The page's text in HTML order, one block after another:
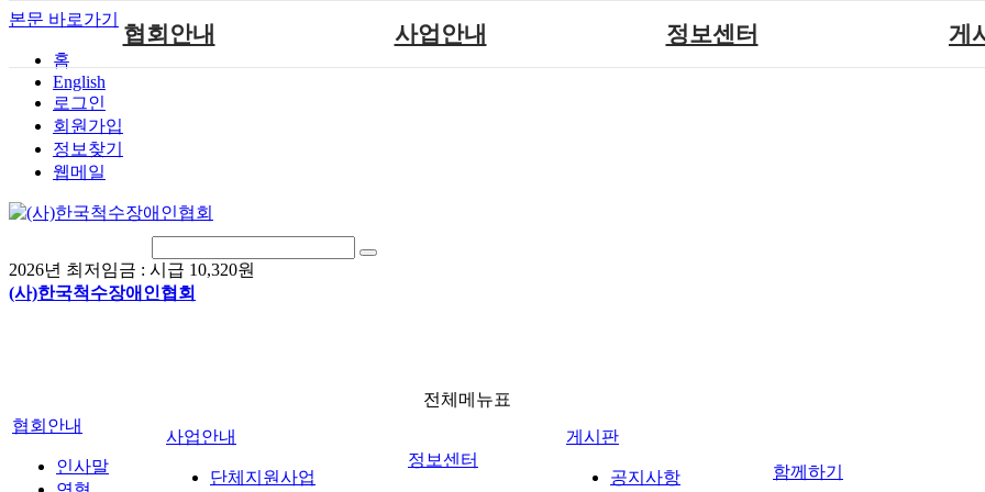
본문 바로가기
홈
English
로그인
회원가입
정보찾기
웹메일
2026년 최저임금 : 시급 10,320원
(사)한국척수장애인협회
협회안내
척수장애란?
찾아오시는길
사업안내
국제 교류/개발 협력사업
정보센터 게
전체메뉴표
협회안내
인사말
사업안내
단체지원사업
정보센터
게시판
공지사항
함께하기